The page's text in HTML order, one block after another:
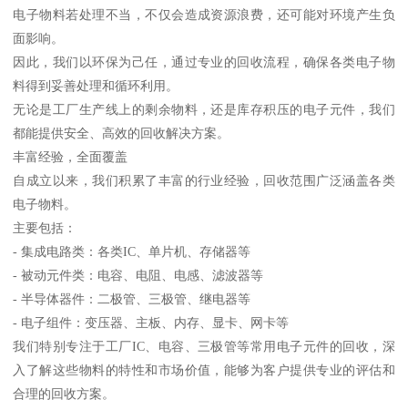
电子物料若处理不当，不仅会造成资源浪费，还可能对环境产生负
面影响。
因此，我们以环保为己任，通过专业的回收流程，确保各类电子物
料得到妥善处理和循环利用。
无论是工厂生产线上的剩余物料，还是库存积压的电子元件，我们
都能提供安全、高效的回收解决方案。
丰富经验，全面覆盖
自成立以来，我们积累了丰富的行业经验，回收范围广泛涵盖各类
电子物料。
主要包括：
- 集成电路类：各类IC、单片机、存储器等
- 被动元件类：电容、电阻、电感、滤波器等
- 半导体器件：二极管、三极管、继电器等
- 电子组件：变压器、主板、内存、显卡、网卡等
我们特别专注于工厂IC、电容、三极管等常用电子元件的回收，深
入了解这些物料的特性和市场价值，能够为客户提供专业的评估和
合理的回收方案。